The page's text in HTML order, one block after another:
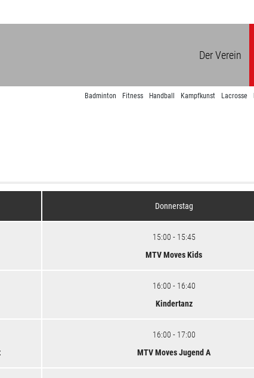
Der Verein
Badminton Fitness Handball Kampfkunst Lacrosse
Donnerstag
15:00 - 15:45
MTV Moves Kids
16:00 - 16:40
Kindertanz
16:00 - 17:00
MTV Moves Jugend A